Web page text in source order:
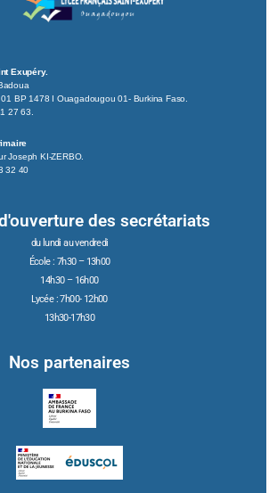
Exupéry.
BP 1478 I Ouagadougou 01- Burkina Faso.
27 63.
Joseph KI-ZERBO.
32 40
des secrétariats
du lundi au vendredi
École : 7h30 – 13h00
14h30 – 16h00
Lycée : 7h00- 12h00
13h30-17h30
Nos partenaires